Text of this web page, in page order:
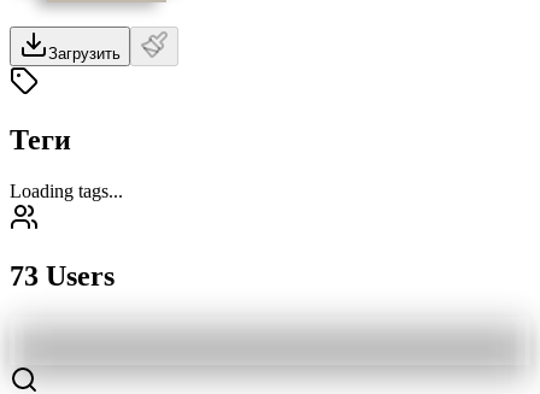
Загрузить
Теги
Loading tags...
73 Users